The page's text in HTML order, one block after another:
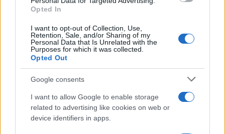
Opted In
I want to opt-out of Collection, Use,
Retention, Sale, and/or Sharing of my
Personal Data that Is Unrelated with the
Purposes for which it was collected.
Opted Out
Google consents
I want to allow Google to enable storage
related to advertising like cookies on web or
device identifiers in apps.